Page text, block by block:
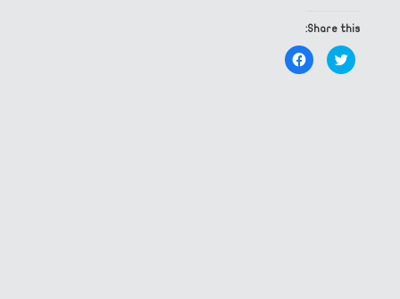
Share this:
Click
to
share
Click
to